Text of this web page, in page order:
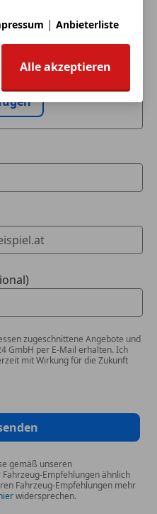
/ Distronic Plus
digital)
Avantgarde
(ESP)
Bremsassistent
Spurhalteassistent
+ hinten
geben
zugeschnittene Angebote und
GmbH per E-Mail erhalten. Ich
mit Wirkung für die Zukunft
gemäß unseren
Fahrzeug-Empfehlungen ähnlich
Fahrzeug-Empfehlungen mehr
widersprechen.
| Anbieterliste
Alle akzeptieren